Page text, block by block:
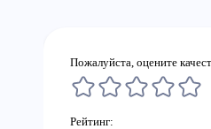
Пожалуйста, оцените
Рейтинг: